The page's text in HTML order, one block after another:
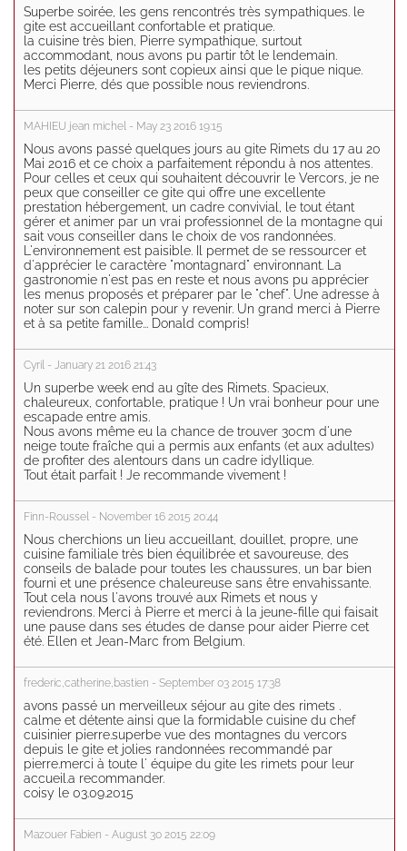
Superbe soirée, les gens rencontrés très sympathiques. le
gite est accueillant confortable et pratique.
la cuisine très bien, Pierre sympathique, surtout
accommodant, nous avons pu partir tôt le lendemain.
les petits déjeuners sont copieux ainsi que le pique nique.
Merci Pierre, dés que possible nous reviendrons.
MAHIEU jean michel - May 23 2016 19:15
Nous avons passé quelques jours au gite Rimets du 17 au 20
Mai 2016 et ce choix a parfaitement répondu à nos attentes.
Pour celles et ceux qui souhaitent découvrir le Vercors, je ne
peux que conseiller ce gite qui offre une excellente
prestation hébergement, un cadre convivial, le tout étant
gérer et animer par un vrai professionnel de la montagne qui
sait vous conseiller dans le choix de vos randonnées.
L'environnement est paisible. Il permet de se ressourcer et
d'apprécier le caractère "montagnard" environnant. La
gastronomie n'est pas en reste et nous avons pu apprécier
les menus proposés et préparer par le "chef". Une adresse à
noter sur son calepin pour y revenir. Un grand merci à Pierre
et à sa petite famille... Donald compris!
Cyril - January 21 2016 21:43
Un superbe week end au gîte des Rimets. Spacieux,
chaleureux, confortable, pratique ! Un vrai bonheur pour une
escapade entre amis.
Nous avons même eu la chance de trouver 30cm d'une
neige toute fraîche qui a permis aux enfants (et aux adultes)
de profiter des alentours dans un cadre idyllique.
Tout était parfait ! Je recommande vivement !
Finn-Roussel - November 16 2015 20:44
Nous cherchions un lieu accueillant, douillet, propre, une
cuisine familiale très bien équilibrée et savoureuse, des
conseils de balade pour toutes les chaussures, un bar bien
fourni et une présence chaleureuse sans être envahissante.
Tout cela nous l'avons trouvé aux Rimets et nous y
reviendrons. Merci à Pierre et merci à la jeune-fille qui faisait
une pause dans ses études de danse pour aider Pierre cet
été. Ellen et Jean-Marc from Belgium.
frederic,catherine,bastien - September 03 2015 17:38
avons passé un merveilleux séjour au gite des rimets .
calme et détente ainsi que la formidable cuisine du chef
cuisinier pierre.superbe vue des montagnes du vercors
depuis le gite et jolies randonnées recommandé par
pierre.merci à toute l' équipe du gite les rimets pour leur
accueil.a recommander.
coisy le 03.09.2015
Mazouer Fabien - August 30 2015 22:09